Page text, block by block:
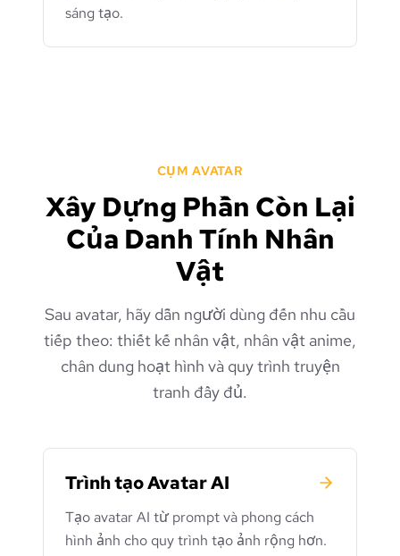
sáng tạo.
CỤM AVATAR
Xây Dựng Phần Còn Lại
Của Danh Tính Nhân
Vật
Sau avatar, hãy dẫn người dùng đến nhu cầu
tiếp theo: thiết kế nhân vật, nhân vật anime,
chân dung hoạt hình và quy trình truyện
tranh đầy đủ.
Trình tạo Avatar AI
Tạo avatar AI từ prompt và phong cách
hình ảnh cho quy trình tạo ảnh rộng hơn.